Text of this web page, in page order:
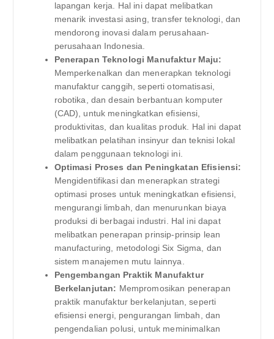
lapangan kerja. Hal ini dapat melibatkan
menarik investasi asing, transfer teknologi, dan
mendorong inovasi dalam perusahaan-
perusahaan Indonesia.
Penerapan Teknologi Manufaktur Maju:
Memperkenalkan dan menerapkan teknologi
manufaktur canggih, seperti otomatisasi,
robotika, dan desain berbantuan komputer
(CAD), untuk meningkatkan efisiensi,
produktivitas, dan kualitas produk. Hal ini dapat
melibatkan pelatihan insinyur dan teknisi lokal
dalam penggunaan teknologi ini.
Optimasi Proses dan Peningkatan Efisiensi:
Mengidentifikasi dan menerapkan strategi
optimasi proses untuk meningkatkan efisiensi,
mengurangi limbah, dan menurunkan biaya
produksi di berbagai industri. Hal ini dapat
melibatkan penerapan prinsip-prinsip lean
manufacturing, metodologi Six Sigma, dan
sistem manajemen mutu lainnya.
Pengembangan Praktik Manufaktur
Berkelanjutan: Mempromosikan penerapan
praktik manufaktur berkelanjutan, seperti
efisiensi energi, pengurangan limbah, dan
pengendalian polusi, untuk meminimalkan